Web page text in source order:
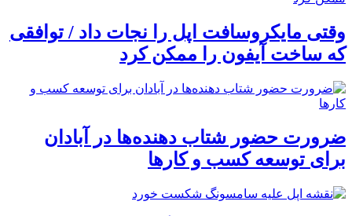
وقتی مایکروسافت اپل را نجات داد / توافقی
که ساخت آیفون را ممکن کرد
ضرورت حضور شتاب ‌دهنده‌ها در آبادان
برای توسعه کسب‌ و کارها